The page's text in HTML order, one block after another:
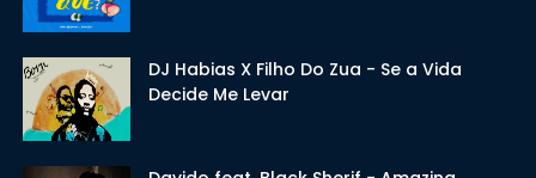
DJ Habias X Filho Do Zua - Se a Vida
Decide Me Levar